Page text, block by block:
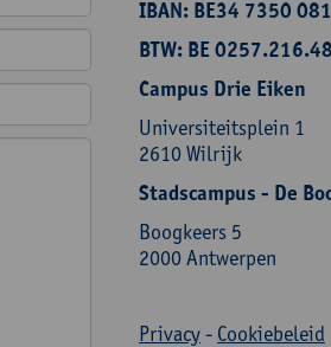
IBAN: BE34 7350
BTW: BE
Campus Drie Eiken
Universiteitsplein 1
2610 Wilrijk
Stadscampus - De
Boogkeers 5
2000 Antwerpen
Privacy- Cookiebeleid